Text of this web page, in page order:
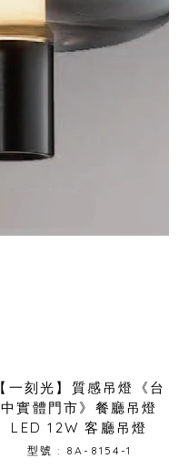
【一刻光】質感吊燈《台
中實體門市》餐廳吊燈
LED 12W 客廳吊燈
型號 : 8A-8154-1